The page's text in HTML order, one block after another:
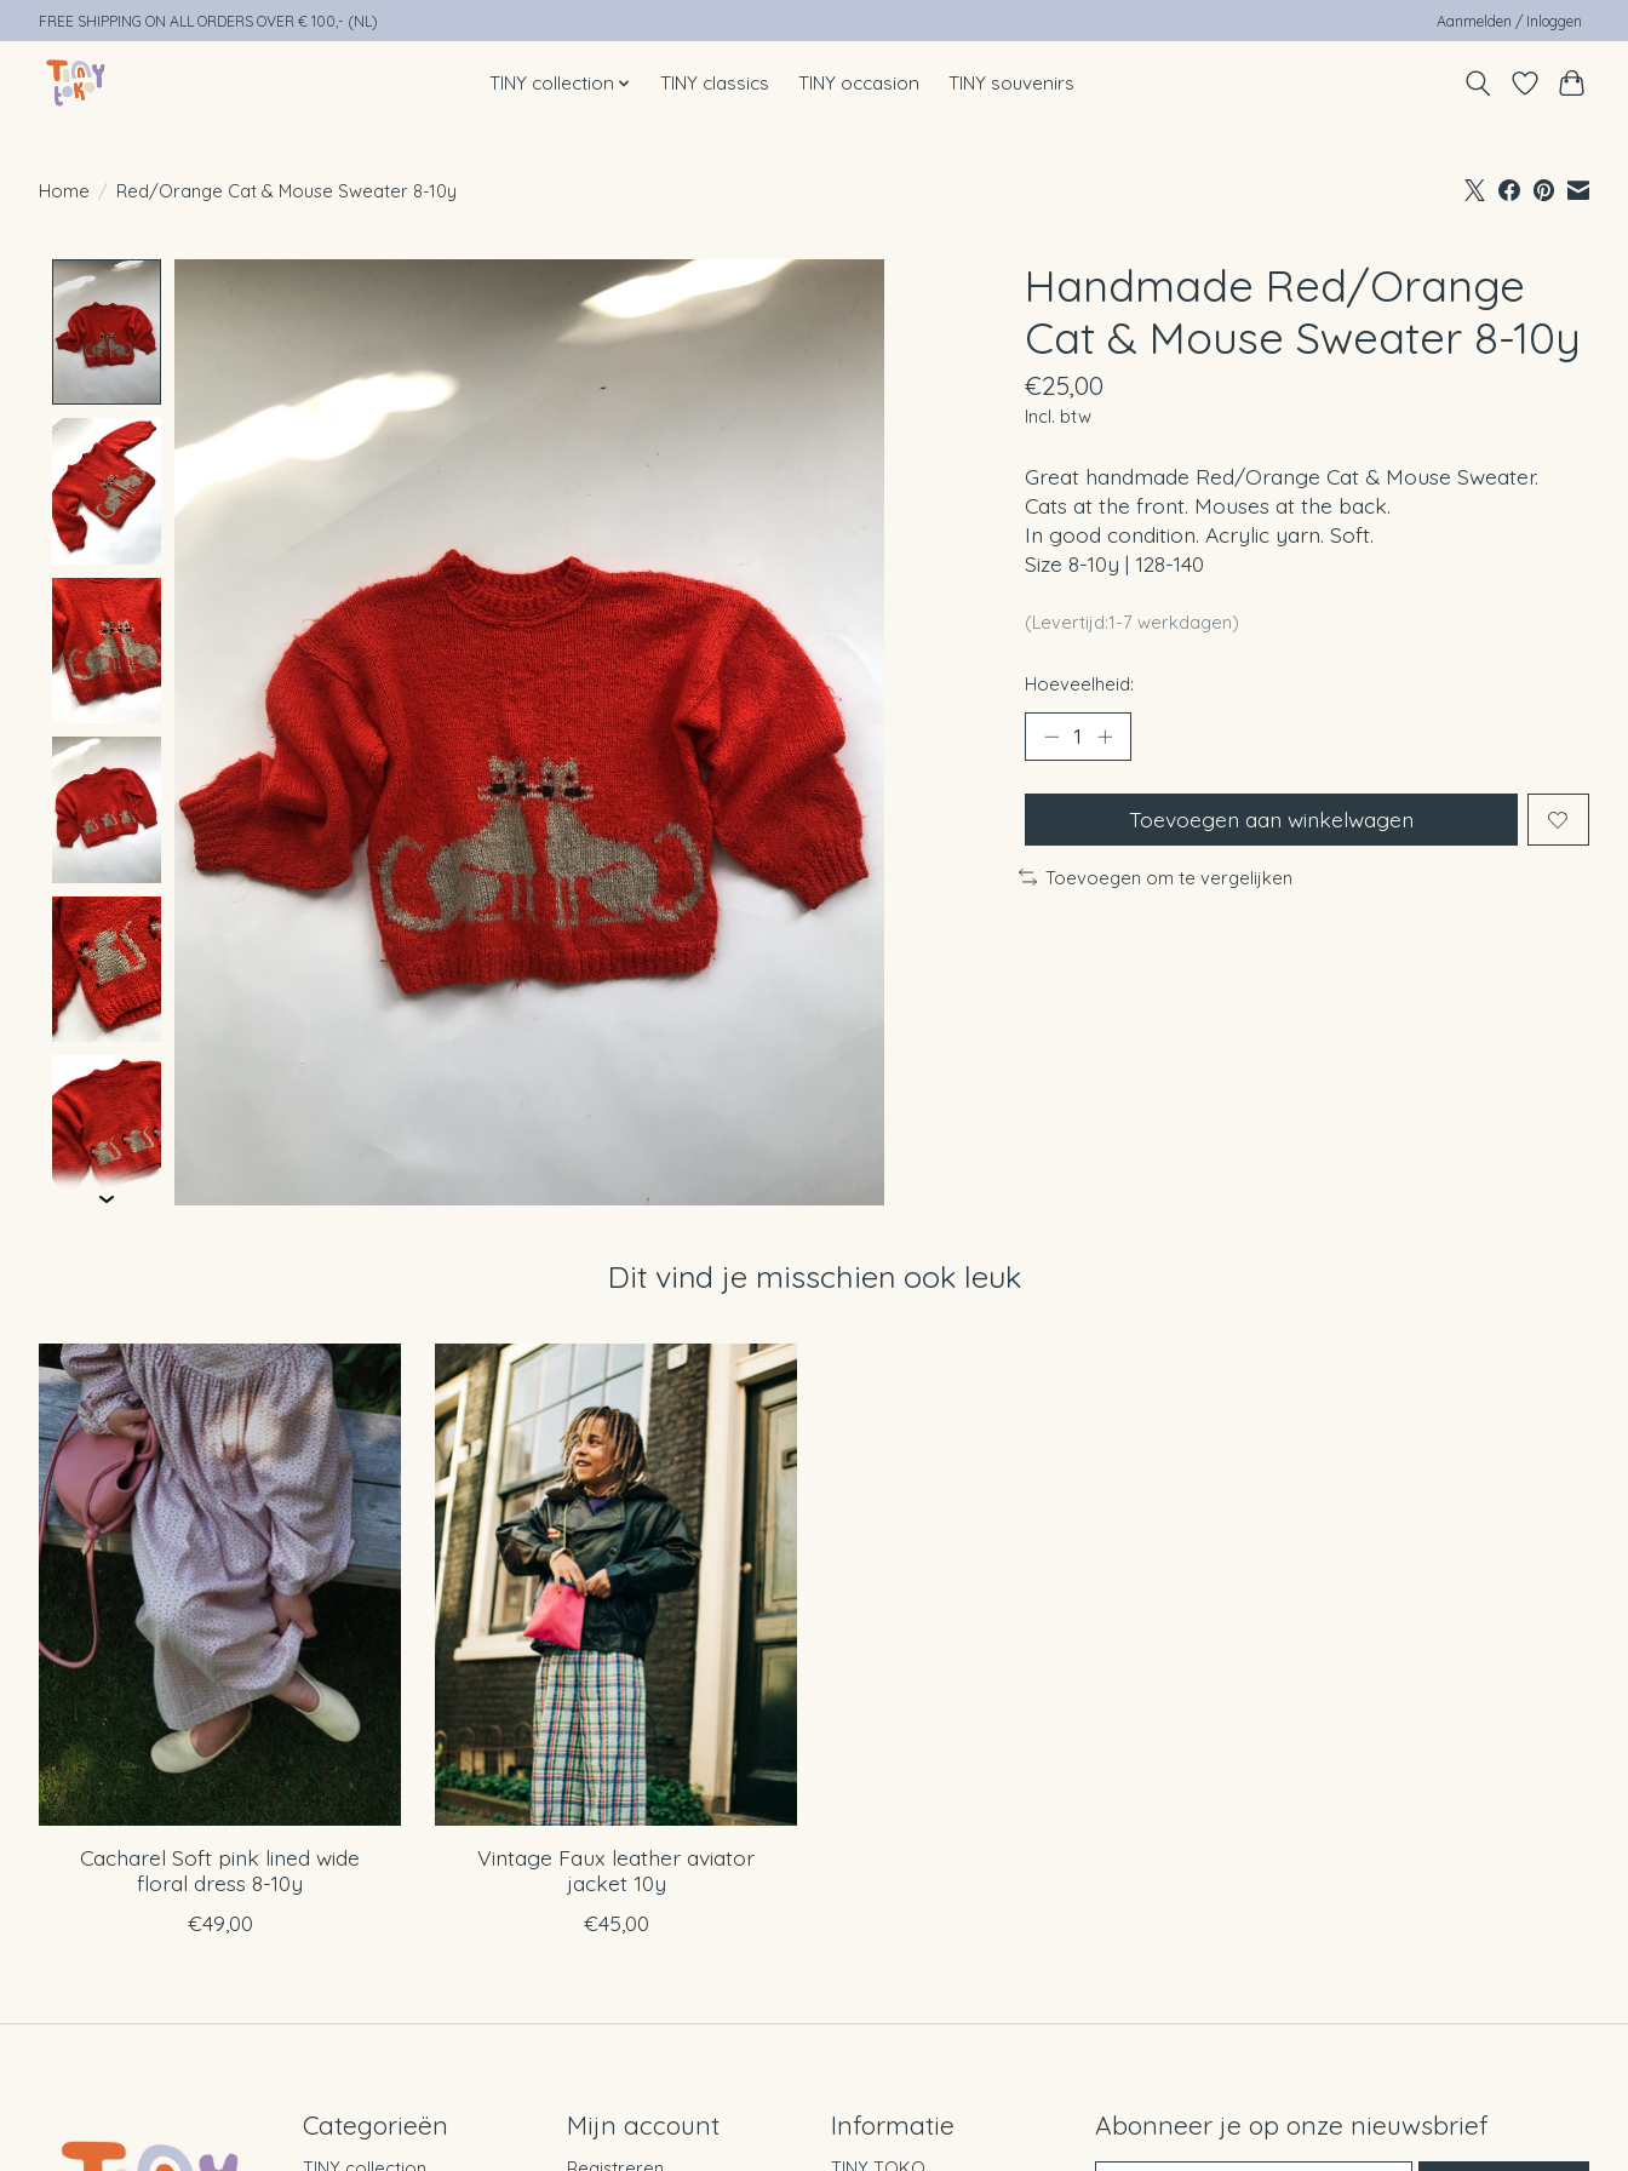
FREE SHIPPING ON ALL ORDERS OVER € 100,- (NL) Aanmelden / Inloggen
TINY collection TINY classics TINY occasion TINY souvenirs
Home / Red/Orange Cat & Mouse Sweater 8-10y
Handmade Red/Orange
Cat & Mouse Sweater 8-10y
€25,00
Incl. btw
Great handmade Red/Orange Cat & Mouse Sweater.
Cats at the front. Mouses at the back.
In good condition. Acrylic yarn. Soft.
Size 8-10y | 128-140
(Levertijd:1-7 werkdagen)
Hoeveelheid:
Toevoegen aan winkelwagen
Toevoegen om te vergelijken
Dit vind je misschien ook leuk
Items van productcarrousel
Cacharel Soft pink lined wide
floral dress 8-10y
€49,00
Vintage Faux leather aviator
jacket 10y
€45,00
Categorieën Mijn account Informatie Abonneer je op onze nieuwsbrief